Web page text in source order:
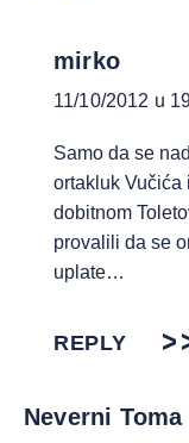
mirko
11/10/2012 u
Samo da se
ortakluk Vučića
dobitnom
provalili da se
uplate…
REPLY
Neverni Toma